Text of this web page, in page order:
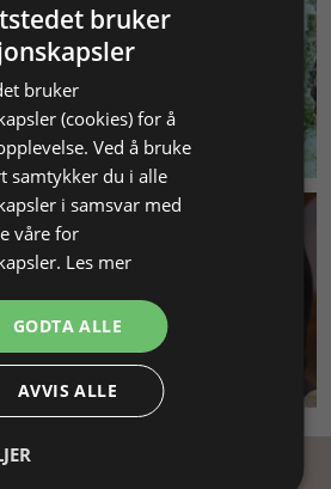
& BÆREKRAFT
SMYKKEKURS
bruker
bruker
(cookies) for å
Ved å bruke
samtykker du i alle
i samsvar med
våre for
Les mer
GODTA ALLE
AVVIS ALLE